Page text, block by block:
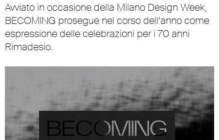
Avviato in occasione della Milano Design Week,
BECOMING prosegue nel corso dell’anno come
espressione delle celebrazioni per i 70 anni
Rimadesio.